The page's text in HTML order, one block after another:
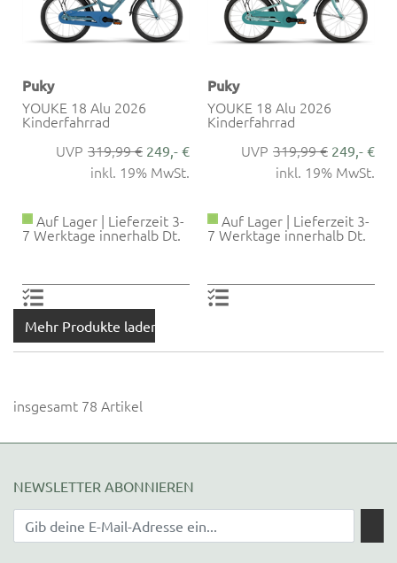
Puky
YOUKE 18 Alu 2026
Kinderfahrrad
319,99 € 249,- €
inkl. 19% MwSt.
Auf Lager | Lieferzeit 3-
7 Werktage innerhalb Dt.
Puky
YOUKE 18 Alu 2026
Kinderfahrrad
319,99 € 249,- €
inkl. 19% MwSt.
Auf Lager | Lieferzeit 3-
7 Werktage innerhalb Dt.
Mehr Produkte laden
insgesamt 78 Artikel
NEWSLETTER ABONNIEREN